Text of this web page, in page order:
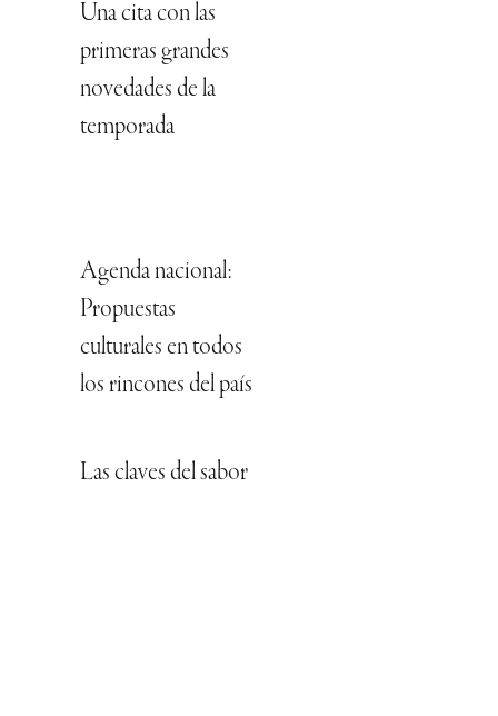
Una cita con las
primeras grandes
novedades de la
temporada
Agenda nacional:
Propuestas
culturales en todos
los rincones del país
Las claves del sabor